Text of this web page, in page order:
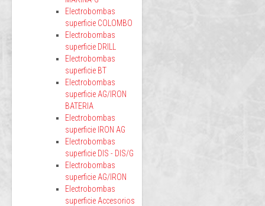
Electrobombas
superficie COLOMBO
Electrobombas
superficie DRILL
Electrobombas
superficie BT
Electrobombas
superficie AG/IRON
BATERIA
Electrobombas
superficie IRON AG
Electrobombas
superficie DIS - DIS/G
Electrobombas
superficie AG/IRON
Electrobombas
superficie Accesorios